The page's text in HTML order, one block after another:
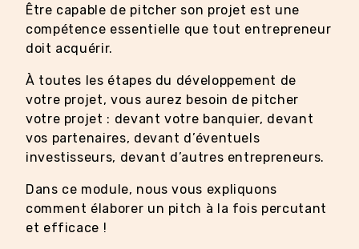
Être capable de pitcher son projet est une
compétence essentielle que tout entrepreneur
doit acquérir.
À toutes les étapes du développement de
votre projet, vous aurez besoin de pitcher
votre projet : devant votre banquier, devant
vos partenaires, devant d’éventuels
investisseurs, devant d’autres entrepreneurs.
Dans ce module, nous vous expliquons
comment élaborer un pitch à la fois percutant
et efficace !